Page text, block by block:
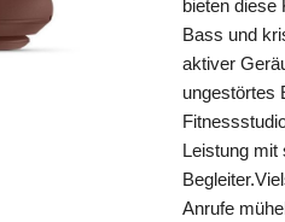
bieten diese
Bass und
aktiver
ungestörtes
Leistung mit
Anrufe